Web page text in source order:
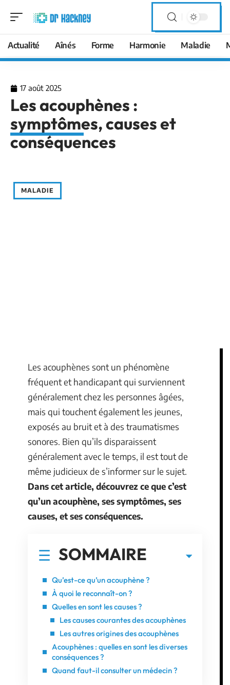
Actualité Aînés Forme Harmonie Maladie
17 août 2025
Les acouphènes :
symptômes, causes et
conséquences
MALADIE
Les acouphènes sont un phénomène
fréquent et handicapant qui surviennent
généralement chez les personnes âgées,
mais qui touchent également les jeunes,
exposés au bruit et à des traumatismes
sonores. Bien qu’ils disparaissent
généralement avec le temps, il est tout de
même judicieux de s’informer sur le sujet.
Dans cet article, découvrez ce que c’est
qu’un acouphène, ses symptômes, ses
causes, et ses conséquences.
SOMMAIRE
Qu’est-ce qu’un acouphène ?
À quoi le reconnaît-on ?
Quelles en sont les causes ?
Les causes courantes des acouphènes
Les autres origines des acouphènes
Acouphènes : quelles en sont les diverses
conséquences ?
Quand faut-il consulter un médecin ?